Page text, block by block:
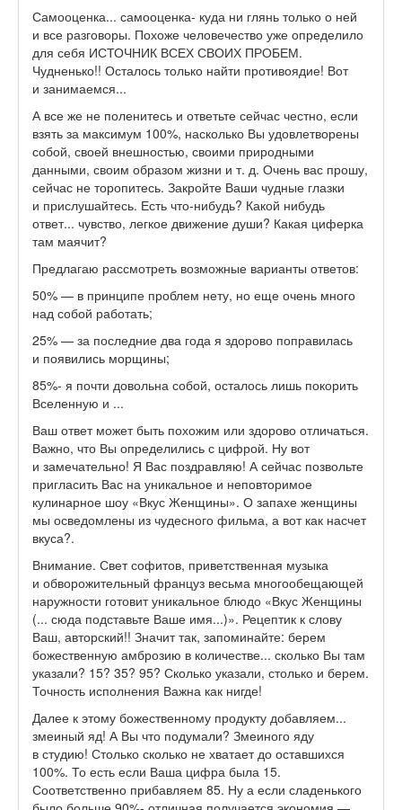
Самооценка... самооценка- куда ни глянь только о ней
и все разговоры. Похоже человечество уже определило
для себя ИСТОЧНИК ВСЕХ СВОИХ ПРОБЕМ.
Чудненько!! Осталось только найти противоядие! Вот
и занимаемся...
А все же не поленитесь и ответьте сейчас честно, если
взять за максимум 100%, насколько Вы удовлетворены
собой, своей внешностью, своими природными
данными, своим образом жизни и т. д. Очень вас прошу,
сейчас не торопитесь. Закройте Ваши чудные глазки
и прислушайтесь. Есть что-нибудь? Какой нибудь
ответ... чувство, легкое движение души? Какая циферка
там маячит?
Предлагаю рассмотреть возможные варианты ответов:
50% — в принципе проблем нету, но еще очень много
над собой работать;
25% — за последние два года я здорово поправилась
и появились морщины;
85%- я почти довольна собой, осталось лишь покорить
Вселенную и ...
Ваш ответ может быть похожим или здорово отличаться.
Важно, что Вы определились с цифрой. Ну вот
и замечательно! Я Вас поздравляю! А сейчас позвольте
пригласить Вас на уникальное и неповторимое
кулинарное шоу «Вкус Женщины». О запахе женщины
мы осведомлены из чудесного фильма, а вот как насчет
вкуса?.
Внимание. Свет софитов, приветственная музыка
и обворожительный француз весьма многообещающей
наружности готовит уникальное блюдо «Вкус Женщины
(... сюда подставьте Ваше имя...)». Рецептик к слову
Ваш, авторский!! Значит так, запоминайте: берем
божественную амброзию в количестве... сколько Вы там
указали? 15? 35? 95? Сколько указали, столько и берем.
Точность исполнения Важна как нигде!
Далее к этому божественному продукту добавляем...
змеиный яд! А Вы что подумали? Змеиного яду
в студию! Столько сколько не хватает до оставшихся
100%. То есть если Ваша цифра была 15.
Соответственно прибавляем 85. Ну а если сладенького